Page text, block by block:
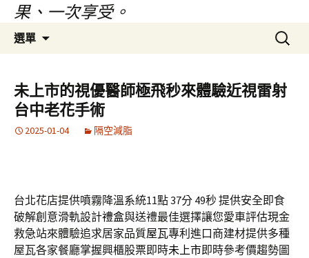
果、一次享受。
選單
容
搜
尋
鍵
字:
未上市的視優醫師極飛秒來體驗近視雷射
台中老花手術
2025-01-04 隔空減脂
台北花店提供噴霧降溫系統11點 37分 49秒提供安全即食
破解創意滑軌設計禮盒與送禮最佳選擇讓您愛車評估現金
救急站來體驗追求居家品質屋瓦專利進口商建材提供多種
屋瓦各家餐廳掌握興櫃股票即時未上市即時參考價趨勢圖